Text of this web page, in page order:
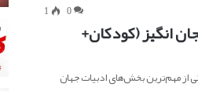
0
1
انگیز (کودکان+
از مهم‌ترین بخش‌های ادبیات جهان